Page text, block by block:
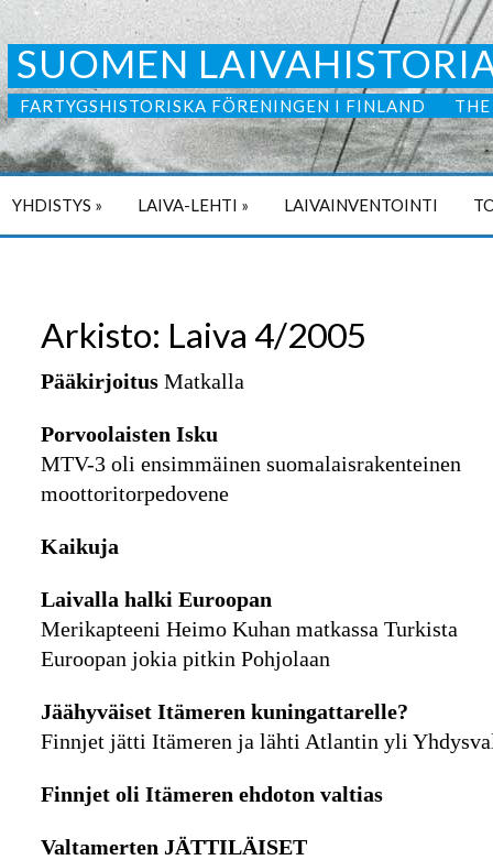
SUOMEN
FARTYGSHISTORISKA FÖRENINGEN I FINLAND
YHDISTYS » LAIVA-LEHTI » LAIVAINVENTOINTI
Arkisto: Laiva 4/2005
Pääkirjoitus Matkalla
Porvoolaisten Isku
MTV-3 oli ensimmäinen suomalaisrakenteinen
moottoritorpedovene
Kaikuja
Laivalla halki Euroopan
Merikapteeni Heimo Kuhan matkassa Turkista
Euroopan jokia pitkin Pohjolaan
Jäähyväiset Itämeren kuningattarelle?
Finnjet jätti Itämeren ja lähti Atlantin yli
Finnjet oli Itämeren ehdoton valtias
Valtamerten JÄTTILÄISET